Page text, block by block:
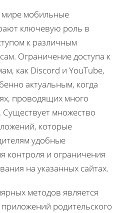
мобильные
ключевую роль в
к различным
Ограничение доступа к
как Discord и YouTube,
актуальным, когда
проводящих много
Существует множество
которые
удобные
контроля и ограничения
на указанных сайтах.
методов является
родительского